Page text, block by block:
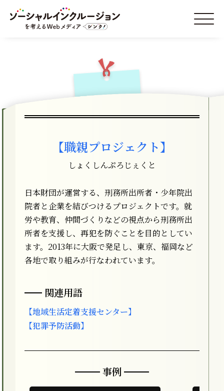
【職親プロジェクト】
しょくしんぷろじぇくと
日本財団が運営する、刑務所出所者・少年院出
院者と企業を結びつけるプロジェクトです。就
労や教育、仲間づくりなどの視点から刑務所出
所者を支援し、再犯を防ぐことを目的としてい
ます。2013年に大阪で発足し、東京、福岡など
各地で取り組みが行なわれています。
関連用語
【地域生活定着支援センター】
【犯罪予防活動】
事例